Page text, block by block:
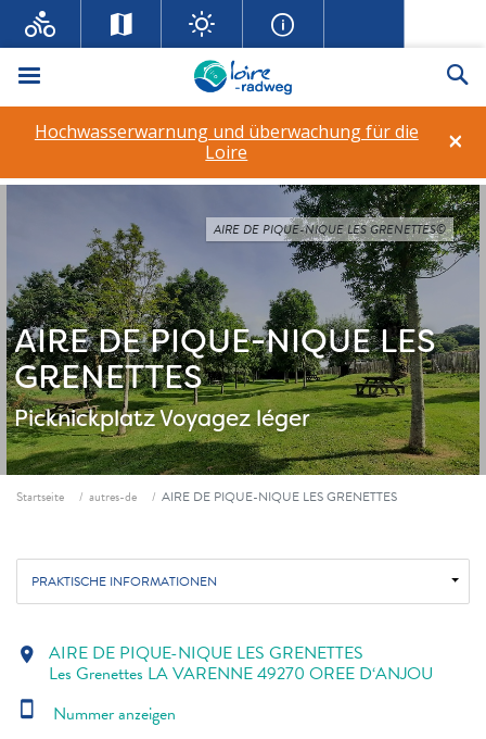
Menü
×
Hochwasserwarnung und überwachung für die
Loire
AIRE DE PIQUE-NIQUE LES
GRENETTES
PicknickplatzVoyagez léger
AIRE DE PIQUE-NIQUE LES GRENETTES©
Fil d'ariane
Startseite autres-de AIRE DE PIQUE-NIQUE LES GRENETTES
PRAKTISCHE INFORMATIONEN
location_on AIRE DE PIQUE-NIQUE LES GRENETTES
Les Grenettes LA VARENNE 49270 OREE D‘ANJOU
smartphone Nummer anzeigen